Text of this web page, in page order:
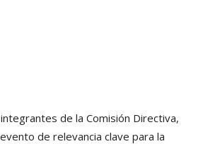
de la Comisión Directiva,
de relevancia clave para la